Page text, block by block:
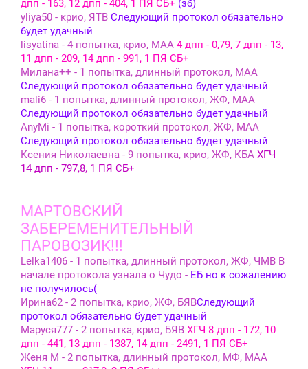
дпп - 163, 12 дпп - 404, 1 ПЯ СБ+ (зб)
yliya50 - крио, ЯТВ Следующий протокол обязательно
будет удачный
lisyatina - 4 попытка, крио, МАА 4 дпп - 0,79, 7 дпп - 13,
11 дпп - 209, 14 дпп - 991, 1 ПЯ СБ+
Милана++ - 1 попытка, длинный протокол, МАА
Следующий протокол обязательно будет удачный
mali6 - 1 попытка, длинный протокол, ЖФ, МАА
Следующий протокол обязательно будет удачный
AnyMi - 1 попытка, короткий протокол, ЖФ, МАА
Следующий протокол обязательно будет удачный
Ксения Николаевна - 9 попытка, крио, ЖФ, КБА ХГЧ
14 дпп - 797,8, 1 ПЯ СБ+
МАРТОВСКИЙ
ЗАБЕРЕМЕНИТЕЛЬНЫЙ
ПАРОВОЗИК!!!
Lelka1406 - 1 попытка, длинный протокол, ЖФ, ЧМВ В
начале протокола узнала о Чудо - ЕБ но к сожалению
не получилось(
Ирина62 - 2 попытка, крио, ЖФ, БЯВСледующий
протокол обязательно будет удачный
Маруся777 - 2 попытка, крио, БЯВ ХГЧ 8 дпп - 172, 10
дпп - 441, 13 дпп - 1387, 14 дпп - 2491, 1 ПЯ СБ+
Женя М - 2 попытка, длинный протокол, МФ, МАА